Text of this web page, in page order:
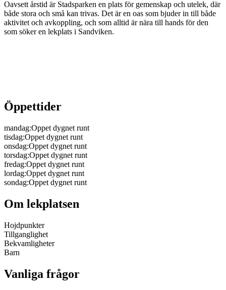
Oavsett årstid är Stadsparken en plats för gemenskap och utelek, där
både stora och små kan trivas. Det är en oas som bjuder in till både
aktivitet och avkoppling, och som alltid är nära till hands för den
som söker en lekplats i Sandviken.
Öppettider
mandag:Oppet dygnet runt
tisdag:Oppet dygnet runt
onsdag:Oppet dygnet runt
torsdag:Oppet dygnet runt
fredag:Oppet dygnet runt
lordag:Oppet dygnet runt
sondag:Oppet dygnet runt
Om lekplatsen
Hojdpunkter
Tillganglighet
Bekvamligheter
Barn
Vanliga frågor